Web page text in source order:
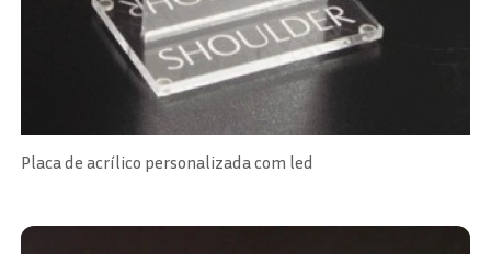
Placa de acrílico personalizada com led